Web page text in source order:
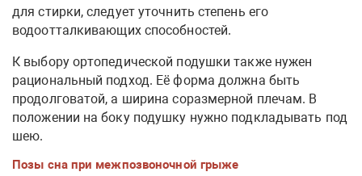
для стирки, следует уточнить степень его
водоотталкивающих способностей.
К выбору ортопедической подушки также нужен
рациональный подход. Её форма должна быть
продолговатой, а ширина соразмерной плечам. В
положении на боку подушку нужно подкладывать под
шею.
Позы сна при межпозвоночной грыже